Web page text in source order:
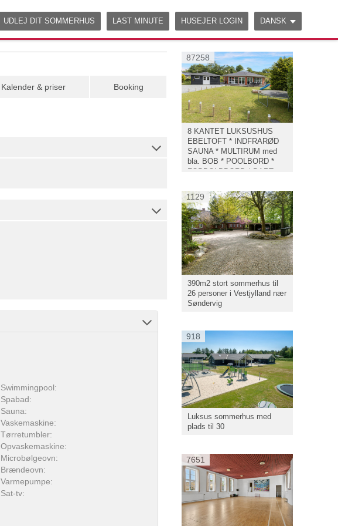
UDLEJ DIT SOMMERHUS LAST MINUTE HUSEJER LOGIN DANSK
87258
8 KANTET LUKSUSHUS
EBELTOFT * INDFRARØD
SAUNA * MULTIRUM med
bla. BOB * POOLBORD *
FODBOLDBORD * DART
1129
390m2 stort sommerhus til
26 personer i Vestjylland nær
Søndervig
918
Luksus sommerhus med
plads til 30
7651
Kalender & priser Booking
Swimmingpool:
Spabad:
Sauna:
Vaskemaskine:
Tørretumbler:
Opvaskemaskine:
Microbølgeovn:
Brændeovn:
Varmepumpe:
Sat-tv: